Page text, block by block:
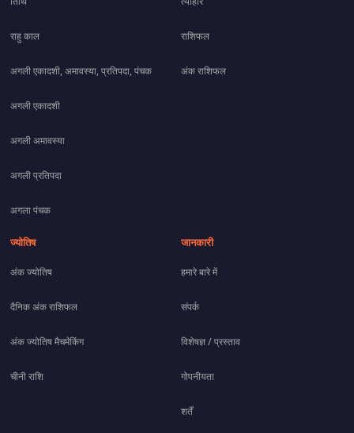
राहु काल
अगली एकादशी, अमावस्या, प्रतिपदा, पंचक
अगली एकादशी
अगली अमावस्या
अगली प्रतिपदा
अगला पंचक
राशिफल
अंक राशिफल
ज्योतिष
अंक ज्योतिष
दैनिक अंक राशिफल
अंक ज्योतिष मैचमेकिंग
चीनी राशि
जानकारी
हमारे बारे में
संपर्क
विशेषज्ञ / प्रस्ताव
गोपनीयता
शर्तें